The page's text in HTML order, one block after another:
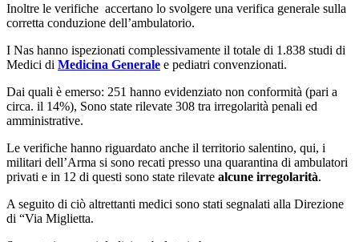
Inoltre le verifiche accertano lo svolgere una verifica generale sulla
corretta conduzione dell’ambulatorio.
I Nas hanno ispezionati complessivamente il totale di 1.838 studi di
Medici di Medicina Generale e pediatri convenzionati.
Dai quali è emerso: 251 hanno evidenziato non conformità (pari a
circa. il 14%), Sono state rilevate 308 tra irregolarità penali ed
amministrative.
Le verifiche hanno riguardato anche il territorio salentino, qui, i
militari dell’Arma si sono recati presso una quarantina di ambulatori
privati e in 12 di questi sono state rilevate alcune irregolarità.
A seguito di ciò altrettanti medici sono stati segnalati alla Direzione
di “Via Miglietta.